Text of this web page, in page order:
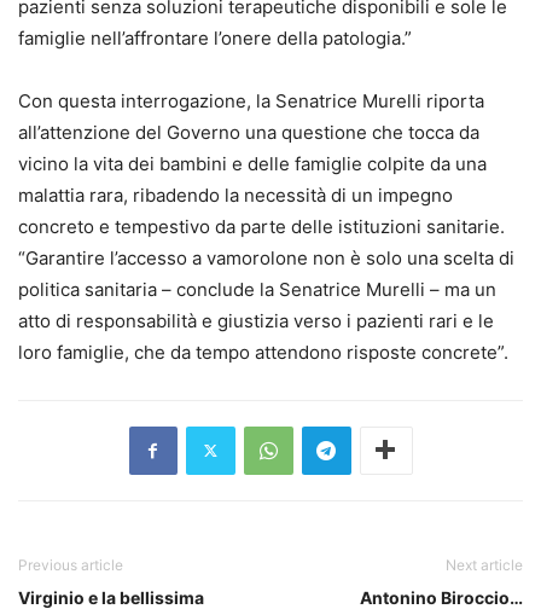
pazienti senza soluzioni terapeutiche disponibili e sole le
famiglie nell’affrontare l’onere della patologia.”
Con questa interrogazione, la Senatrice Murelli riporta
all’attenzione del Governo una questione che tocca da
vicino la vita dei bambini e delle famiglie colpite da una
malattia rara, ribadendo la necessità di un impegno
concreto e tempestivo da parte delle istituzioni sanitarie.
“Garantire l’accesso a vamorolone non è solo una scelta di
politica sanitaria – conclude la Senatrice Murelli – ma un
atto di responsabilità e giustizia verso i pazienti rari e le
loro famiglie, che da tempo attendono risposte concrete”.
Previous article
Virginio e la bellissima
Next article
Antonino Biroccio…